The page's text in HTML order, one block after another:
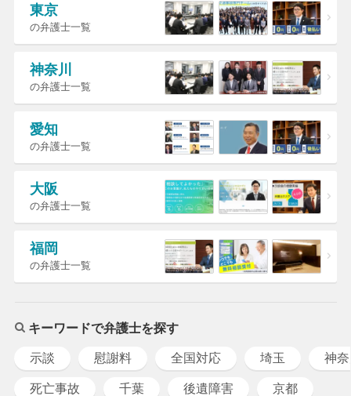
東京
の弁護士一覧
神奈川
の弁護士一覧
愛知
の弁護士一覧
大阪
の弁護士一覧
福岡
の弁護士一覧
キーワードで弁護士を探す
示談 慰謝料 全国対応 埼玉 神
死亡事故 千葉 後遺障害 京都